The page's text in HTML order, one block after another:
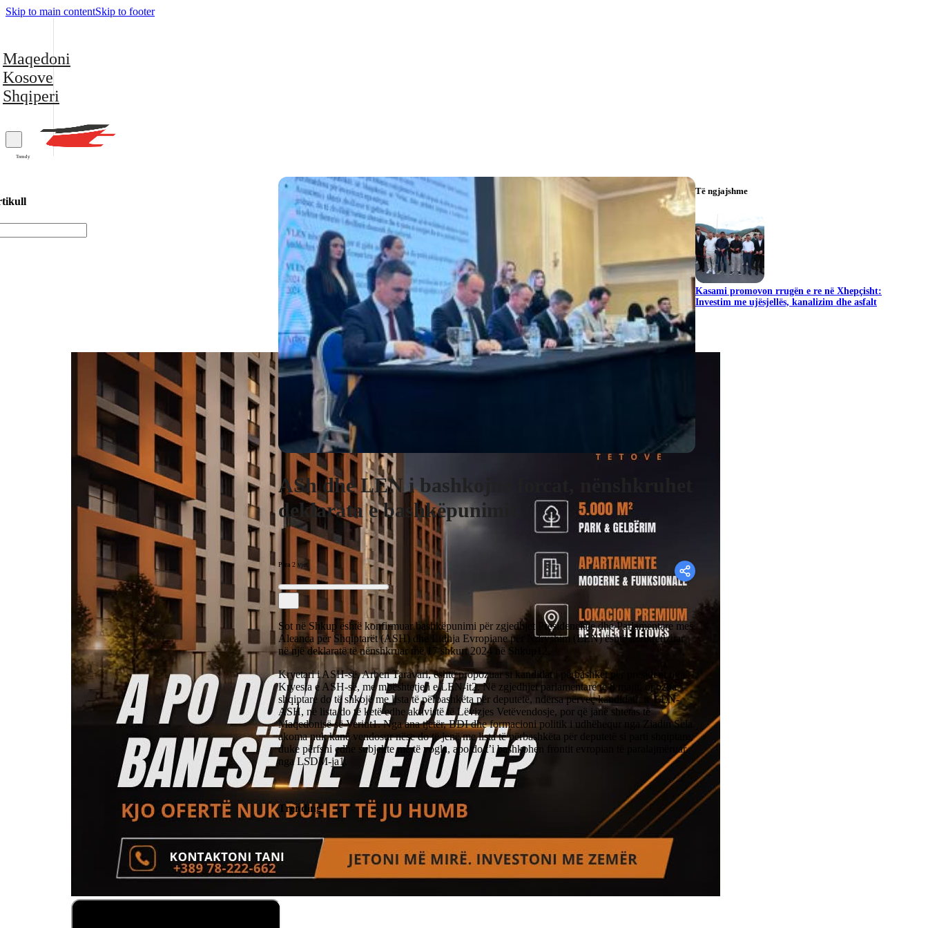
Skip to main contentSkip to footer
Maqedoni
Kosove
Shqiperi
Trendy
ASh dhe LEN i bashkojnë forcat, nënshkruhet
deklarata e bashkëpunimit
Para 2 vjet
Sot në Shkup është konfirmuar bashkëpunimi për zgjedhjet Presidenciale dhe Parlamentare mes
Aleanca për Shqiptarët (ASH) dhe Lidhja Evropiane për Ndryshim (LEN) është konkretizuar
në një deklaratë të nënshkruar më 17 shkurt 2024 në Shkup12.
Kryetari i ASH-së, Arben Taravari, është propozuar si kandidat i përbashkët për president nga
Kryesia e ASH-së, me mbështetjen e LEN-it2. Në zgjedhjet parlamentare të 8 majit, opozita
shqiptare do të shkojë me lista të përbashkëta për deputetë, ndërsa përveç kandidatit të LEN-
ASH, në lista do të ketë edhe aktivistë të Lëvizjes Vetëvendosje, por që janë shtetas të
Maqedonisë së Veriut1. Nga ana tjetër, BDI dhe formacioni politik i udhëhequr nga Ziadin Sela
akoma nuk kanë vendosur nëse do të jenë me lista të përbashkëta për deputetë si parti shqiptare,
duke përfshi edhe subjekte më të vogla, apo do t’i bashkohen frontit evropian të paralajmëruar
nga LSDM-ja1.
Trending
Të ngjajshme
Kasami promovon rrugën e re në Xhepçisht:
Investim me ujësjellës, kanalizim dhe asfalt